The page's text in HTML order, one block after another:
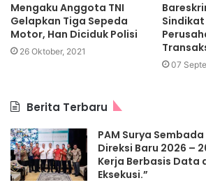
Mengaku Anggota TNI
Gelapkan Tiga Sepeda
Motor, Han Diciduk Polisi
26 Oktober, 2021
07
Berita Terbaru
PAM Surya
Direksi Baru 2026 –
Kerja Berbasis Data
Eksekusi.”